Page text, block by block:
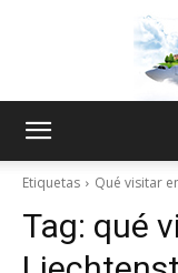
Etiquetas Qué visitar
Tag: qué